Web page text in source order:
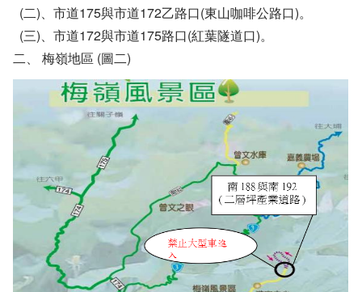
(二)、市道175與市道172乙路口(東山咖啡公路口)。
(三)、市道172與市道175路口(紅葉隧道口)。
二、 梅嶺地區 (圖二)